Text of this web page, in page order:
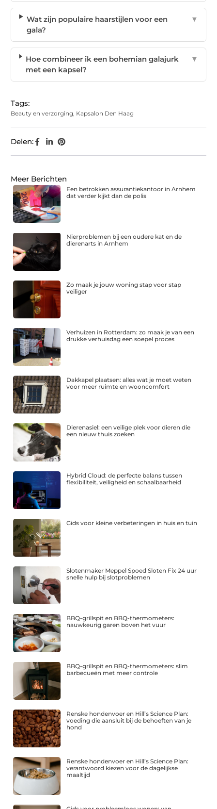
Wat zijn populaire haarstijlen voor een
gala?
▼
Hoe combineer ik een bohemian galajurk
met een kapsel?
▼
Tags:
Beauty en verzorging, Kapsalon Den Haag
Delen:
Meer Berichten
Een betrokken assurantiekantoor in Arnhem
dat verder kijkt dan de polis
Nierproblemen bij een oudere kat en de
dierenarts in Arnhem
Zo maak je jouw woning stap voor stap
veiliger
Verhuizen in Rotterdam: zo maak je van een
drukke verhuisdag een soepel proces
Dakkapel plaatsen: alles wat je moet weten
voor meer ruimte en wooncomfort
Dierenasiel: een veilige plek voor dieren die
een nieuw thuis zoeken
Hybrid Cloud: de perfecte balans tussen
flexibiliteit, veiligheid en schaalbaarheid
Gids voor kleine verbeteringen in huis en tuin
Slotenmaker Meppel Spoed Sloten Fix 24 uur
snelle hulp bij slotproblemen
BBQ-grillspit en BBQ-thermometers:
nauwkeurig garen boven het vuur
BBQ-grillspit en BBQ-thermometers: slim
barbecueën met meer controle
Renske hondenvoer en Hill’s Science Plan:
voeding die aansluit bij de behoeften van je
hond
Renske hondenvoer en Hill’s Science Plan:
verantwoord kiezen voor de dagelijkse
maaltijd